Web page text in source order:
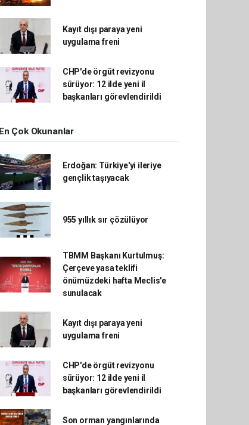
Kayıt dışı paraya yeni
uygulama freni
CHP'de örgüt revizyonu
sürüyor: 12 ilde yeni il
başkanları görevlendirildi
En Çok Okunanlar
Erdoğan: Türkiye'yi ileriye
gençlik taşıyacak
955 yıllık sır çözülüyor
TBMM Başkanı Kurtulmuş:
Çerçeve yasa teklifi
önümüzdeki hafta Meclis'e
sunulacak
Kayıt dışı paraya yeni
uygulama freni
CHP'de örgüt revizyonu
sürüyor: 12 ilde yeni il
başkanları görevlendirildi
Son orman yangınlarında